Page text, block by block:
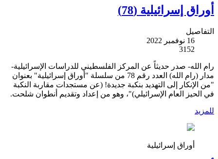
أوراق إسرائيلية (78)
التفاصيل
16 نوفمبر 2022
3152
رام الله- صدر حديثاً عن المركز الفلسطيني للدراسات الإسرائيلية-
مدار (رام الله) العدد رقم 78 من سلسلة "أوراق إسرائيلية" بعنوان
"من الإنكار إلى التهديد بنكبة جديدة! (عن مستجدات مقاربة النكبة
في الحيز العام الإسرائيلي)"، وهو من إعداد وتقديم أنطوان شلحت.
للمزيد
أوراق إسرائيلية